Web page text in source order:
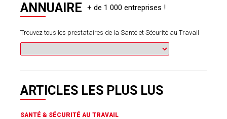
ANNUAIRE
Trouvez tous les prestataires de la Santé et Sécurité au Travail
ARTICLES LES PLUS LUS
SANTÉ & SÉCURITÉ AU TRAVAIL